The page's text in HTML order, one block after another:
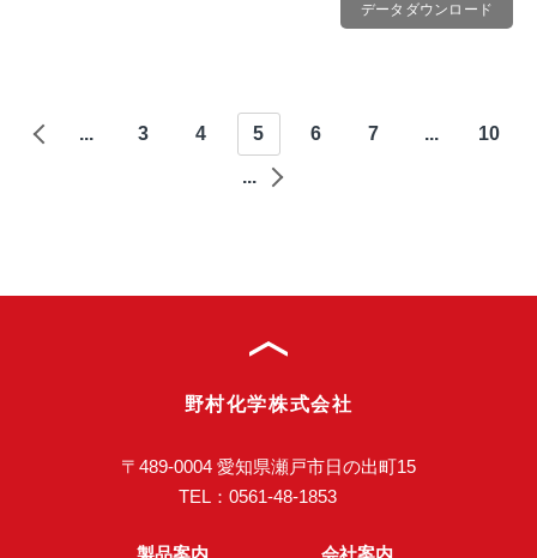
データダウンロード
... 3 4 5 6 7 ... 10
...
野村化学株式会社
〒489-0004 愛知県瀬戸市日の出町15
TEL： 0561-48-1853
製品案内 会社案内